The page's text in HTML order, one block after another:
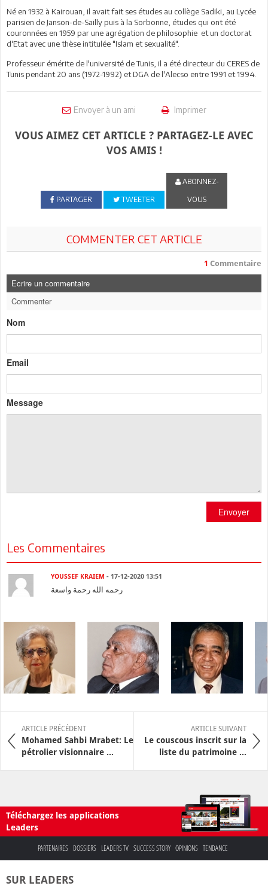
Né en 1932 à Kairouan, il avait fait ses études au collège Sadiki, au Lycée
parisien de Janson-de-Sailly puis à la Sorbonne, études qui ont été
couronnées en 1959 par une agrégation de philosophie et un doctorat
d'Etat avec une thèse intitulée "Islam et sexualité".
Professeur émérite de l'université de Tunis, il a été directeur du CERES de
Tunis pendant 20 ans (1972-1992) et DGA de l'Alecso entre 1991 et 1994.
Envoyer à un ami Imprimer
VOUS AIMEZ CET ARTICLE ? PARTAGEZ-LE AVEC
VOS AMIS !
PARTAGER TWEETER
ABONNEZ-
VOUS
COMMENTER CET ARTICLE
1 Commentaire
Ecrire un commentaire
Commenter
Nom
Email
Message
Envoyer
Les Commentaires
YOUSSEF KRAIEM - 17-12-2020 13:51
رحمه الله رحمة واسعة
ARTICLE PRÉCÉDENT
Mohamed Sahbi Mrabet: Le
pétrolier visionnaire ...
ARTICLE SUIVANT
Le couscous inscrit sur la
liste du patrimoine ...
Téléchargez les applications
Leaders
PARTENAIRES DOSSIERS LEADERS TV SUCCESS STORY OPINIONS TENDANCE
SUR LEADERS